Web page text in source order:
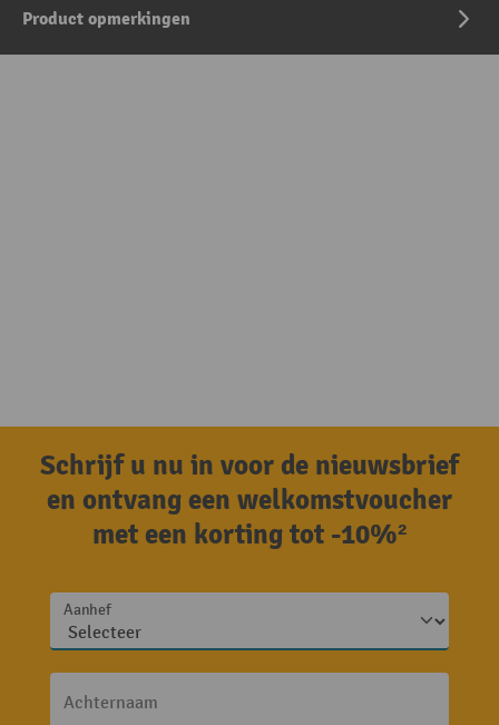
Product opmerkingen
Schrijf u nu in voor de nieuwsbrief
en ontvang een welkomstvoucher
met een korting tot -10%²
Aanhef
Achternaam